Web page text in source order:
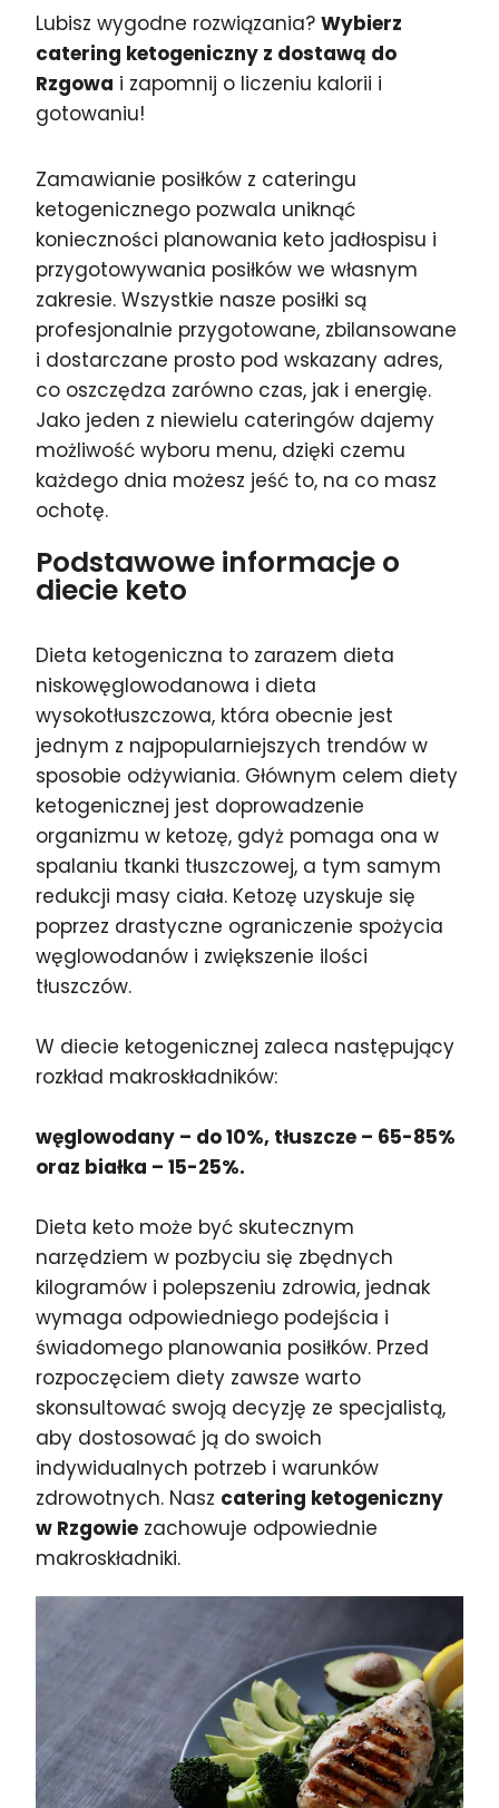
Lubisz wygodne rozwiązania?Wybierz
catering ketogeniczny z dostawą do
Rzgowa i zapomnij o liczeniu kalorii i
gotowaniu!
Zamawianie posiłków z cateringu
ketogenicznego pozwala uniknąć
konieczności planowania keto jadłospisu i
przygotowywania posiłków we własnym
zakresie. Wszystkie nasze posiłki są
profesjonalnie przygotowane, zbilansowane
i dostarczane prosto pod wskazany adres,
co oszczędza zarówno czas, jak i energię.
Jako jeden z niewielu cateringów dajemy
możliwość wyboru menu, dzięki czemu
każdego dnia możesz jeść to, na co masz
ochotę.
Podstawowe informacje o
diecie keto
Dieta ketogeniczna to zarazem dieta
niskowęglowodanowa i dieta
wysokotłuszczowa, która obecnie jest
jednym z najpopularniejszych trendów w
sposobie odżywiania. Głównym celem diety
ketogenicznej jest doprowadzenie
organizmu w ketozę, gdyż pomaga ona w
spalaniu tkanki tłuszczowej, a tym samym
redukcji masy ciała. Ketozę uzyskuje się
poprzez drastyczne ograniczenie spożycia
węglowodanów i zwiększenie ilości
tłuszczów.
W diecie ketogenicznej zaleca następujący
rozkład makroskładników:
węglowodany – do 10%, tłuszcze – 65-85%
oraz białka – 15-25%.
Dieta keto może być skutecznym
narzędziem w pozbyciu się zbędnych
kilogramów i polepszeniu zdrowia, jednak
wymaga odpowiedniego podejścia i
świadomego planowania posiłków. Przed
rozpoczęciem diety zawsze warto
skonsultować swoją decyzję ze specjalistą,
aby dostosować ją do swoich
indywidualnych potrzeb i warunków
zdrowotnych. Nasz catering ketogeniczny
w Rzgowie zachowuje odpowiednie
makroskładniki.